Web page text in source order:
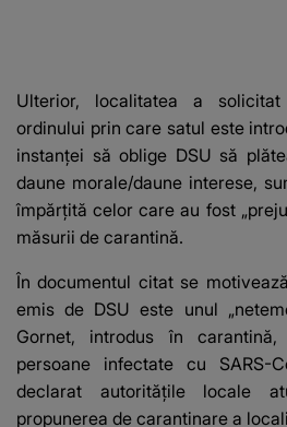
Ulterior, localitatea a
ordinului prin care satul este
instanţei să oblige DSU să
daune morale/daune interese,
împărţită celor care au fost
măsurii de carantină.
În documentul citat se
emis de DSU este unul
Gornet, introdus în
persoane infectate cu SARS-
declarat autorităţile locale
propunerea de carantinare a